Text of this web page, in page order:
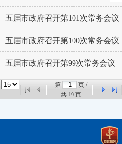
五届市政府召开第101次常务会议
五届市政府召开第100次常务会议
五届市政府召开第99次常务会议
第
页 /
共 19 页